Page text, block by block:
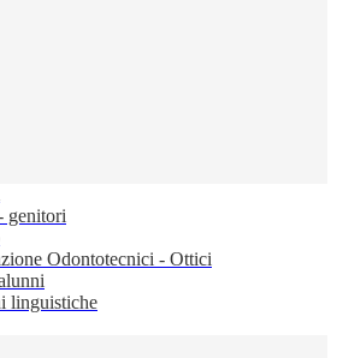
genitori
Odontotecnici - Ottici
linguistiche